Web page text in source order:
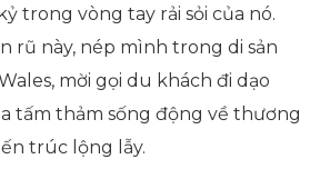
trong vòng tay rải sỏi của nó.
rũ này, nép mình trong di sản
mời gọi du khách đi dạo
tấm thảm sống động về thương
trúc lộng lẫy.